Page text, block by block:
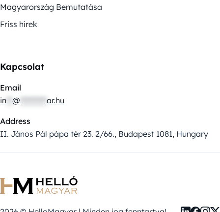
Magyarország Bemutatása
Friss hírek
Kapcsolat
Email
in @ ar.hu
Address
II. János Pál pápa tér 23. 2/66., Budapest 1081, Hungary